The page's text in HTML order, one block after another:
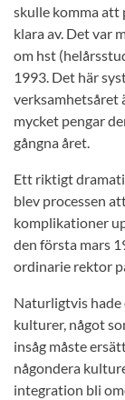
skulle komma att
klara av. Det var
om hst
1993. Det här
verksamhetsåret
mycket pengar
gångna året.
Ett riktigt
blev processen
komplikationer
den första mars
ordinarie rektor
Naturligtvis hade
kulturer, något
insåg måste
någondera
integration bli